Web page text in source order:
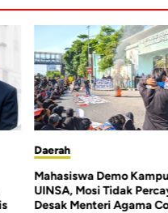
Kampus
Percaya dan
Agama Copot Plt
Ojol Di
Depan